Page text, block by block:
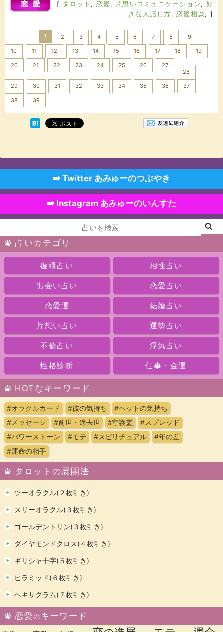
[ タロット ,恋愛 , 片思いコミュニケーション , 好
きな人話し方 ,恋愛相談 , ]
1 2 3 4 5 6 7 8 9
10 11 12 13 14 15 16 17 18 19
20 21 22 23 24 25 26
27
28
29 30 31 32 33 34 35 36 37
38 39
➡️ Twitter あみゅーのつぶやき
➡️ Instagram あみゅーのいんすた
占いカテゴリ
復縁占い 相性占い
出会い占い 恋愛占い
恋愛運 結婚占い
片想い占い 運勢占い
不倫占い 浮気占い
性格診断 仕事・金運
HOTなキーワード
#オラクルカード #彼の気持ち
#ペットの気持ち
#メッセージ
#前世・過去世 #守護霊
#スプレッド
#パワーストーン
#モテ #スピリチュアル
#年の差
#運命の相手
タロットの展開法
ツーオラクル(２枚引き)
スリーオラクル(３枚引き)
ゴールデントリン(３枚引き)
ダイヤモンドクロス(４枚引き)
ギリシャ十字(５枚引き)
ピラミッド(６枚引き)
ヘキサグラム(７枚引き)
恋愛のキーワード